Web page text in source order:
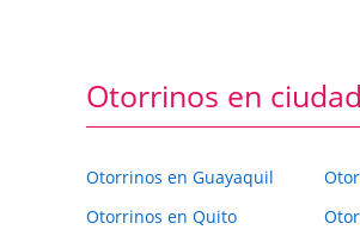
Otorrinos en
Otorrinos en Guayaquil
Otorrinos en Quito